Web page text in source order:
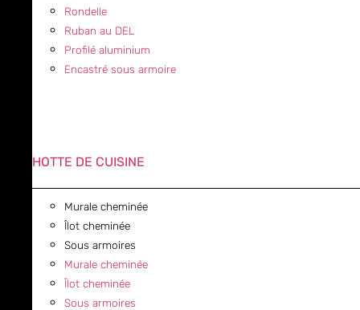
Rondelle
Ruban au DEL
Profilé aluminium
Encastré sous armoire
HOTTE DE CUISINE
Murale cheminée
Îlot cheminée
Sous armoires
Murale cheminée
Îlot cheminée
Sous armoires